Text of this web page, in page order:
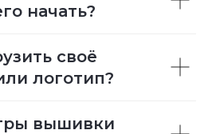
начать?
своё
логотип?
вышивки